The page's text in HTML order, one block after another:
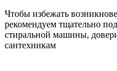
Чтобы избежать
рекомендуем тщательно
стиральной машины,
сантехникам